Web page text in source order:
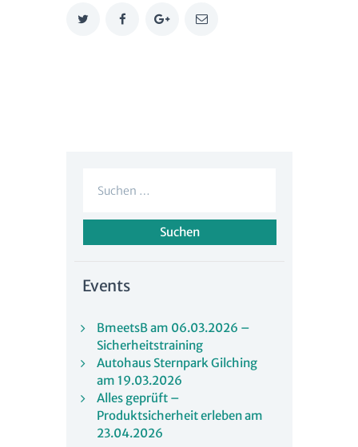
nach:
Events
BmeetsB am 06.03.2026 –
Sicherheitstraining
Autohaus Sternpark Gilching
am 19.03.2026
Alles geprüft –
Produktsicherheit erleben am
23.04.2026